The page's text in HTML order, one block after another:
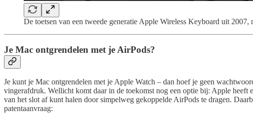
De toetsen van een tweede generatie Apple Wireless Keyboard uit
Je Mac ontgrendelen met je AirPods?
Je kunt je Mac ontgrendelen met je Apple Watch – dan hoef je geen
vingerafdruk. Wellicht komt daar in de toekomst nog een optie bij: Apple heeft
van het slot af kunt halen door simpelweg gekoppelde AirPods te dragen.
patentaanvraag: